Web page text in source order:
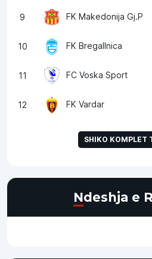
9 FK Makedonija Gj.P
10 FK Bregallnica
11 FC Voska Sport
12 FK Vardar
SHIKO KOMPLET
Ndeshja e